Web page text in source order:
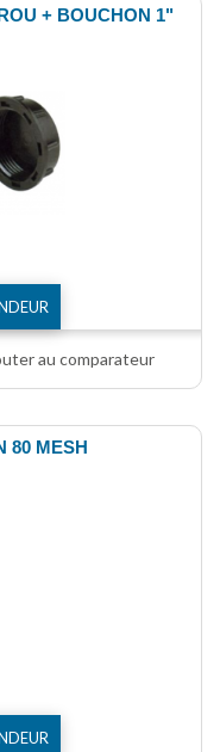
+ BOUCHON 1"
au comparateur
80 MESH